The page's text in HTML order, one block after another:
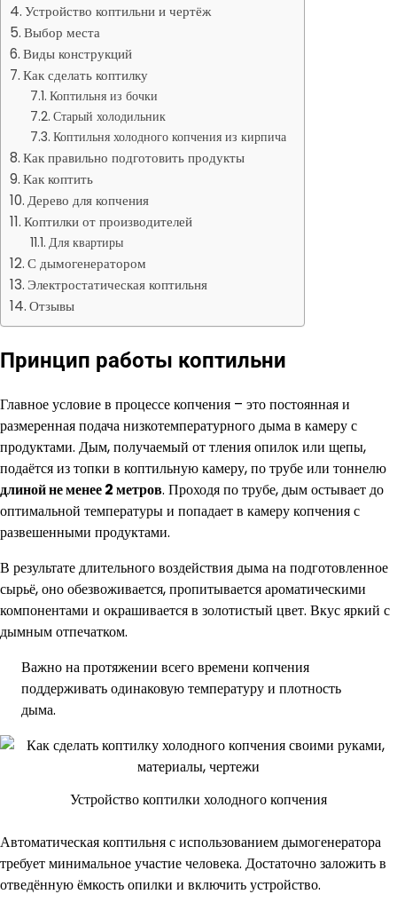
Устройство коптильни и чертёж
Выбор места
Виды конструкций
Как сделать коптилку
Коптильня из бочки
Старый холодильник
Коптильня холодного копчения из кирпича
Как правильно подготовить продукты
Как коптить
Дерево для копчения
Коптилки от производителей
Для квартиры
С дымогенератором
Электростатическая коптильня
Отзывы
Принцип работы коптильни
Главное условие в процессе копчения – это постоянная и
размеренная подача низкотемпературного дыма в камеру с
продуктами. Дым, получаемый от тления опилок или щепы,
подаётся из топки в коптильную камеру, по трубе или тоннелю
длиной не менее 2 метров. Проходя по трубе, дым остывает до
оптимальной температуры и попадает в камеру копчения с
развешенными продуктами.
В результате длительного воздействия дыма на подготовленное
сырьё, оно обезвоживается, пропитывается ароматическими
компонентами и окрашивается в золотистый цвет. Вкус яркий с
дымным отпечатком.
Важно на протяжении всего времени копчения
поддерживать одинаковую температуру и плотность
дыма.
Устройство коптилки холодного копчения
Автоматическая коптильня с использованием дымогенератора
требует минимальное участие человека. Достаточно заложить в
отведённую ёмкость опилки и включить устройство.